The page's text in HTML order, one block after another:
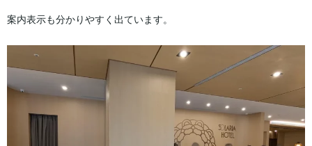
案内表示も分かりやすく出ています。